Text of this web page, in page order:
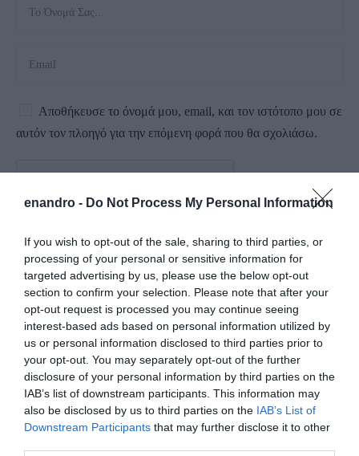
enandro - Do Not Process My Personal Information
If you wish to opt-out of the sale, sharing to third parties, or
processing of your personal or sensitive information for
targeted advertising by us, please use the below opt-out
section to confirm your selection. Please note that after your
opt-out request is processed you may continue seeing
interest-based ads based on personal information utilized by
us or personal information disclosed to third parties prior to
your opt-out. You may separately opt-out of the further
disclosure of your personal information by third parties on the
IAB’s list of downstream participants. This information may
also be disclosed by us to third parties on the IAB’s List of
Downstream Participants that may further disclose it to other
Αποθήκευσε το όνομά μου, email, και τον ιστότοπο μου σε
αυτόν τον πλοηγό για την επόμενη φορά που θα σχολιάσω.